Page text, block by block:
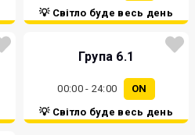
💡 Світло буде весь день
Група 6.1
00:00 - 24:00
ON
💡 Світло буде весь день